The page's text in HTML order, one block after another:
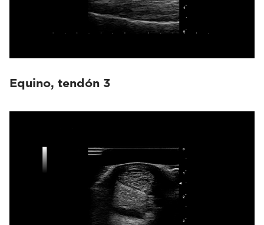
Equino, tendón 3